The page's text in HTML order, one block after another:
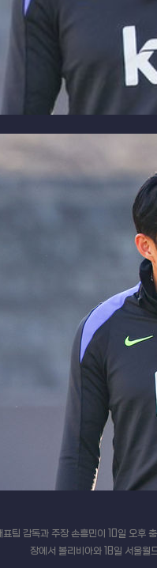
팀 감독과 주장 손흥민이 10일 오후
장에서 볼리비아와 18일 서울월